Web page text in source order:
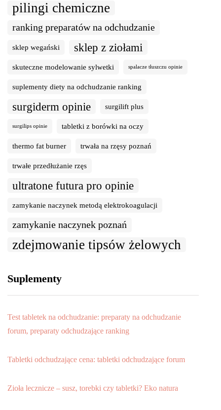
pilingi chemiczne
ranking preparatów na odchudzanie
sklep wegański sklep z ziołami
skuteczne modelowanie sylwetki spalacze tłuszczu opinie
suplementy diety na odchudzanie ranking
surgiderm opinie surgilift plus
surgilips opinie tabletki z borówki na oczy
thermo fat burner trwała na rzęsy poznań
trwałe przedłużanie rzęs
ultratone futura pro opinie
zamykanie naczynek metodą elektrokoagulacji
zamykanie naczynek poznań
zdejmowanie tipsów żelowych
Suplementy
Test tabletek na odchudzanie: preparaty na odchudzanie
forum, preparaty odchudzające ranking
Tabletki odchudzające cena: tabletki odchudzające forum
Zioła lecznicze – susz, torebki czy tabletki? Eko natura